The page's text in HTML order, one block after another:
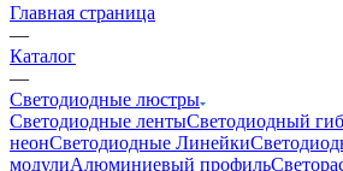
Главная страница
—
Каталог
—
Светодиодные люстры
Светодиодные лентыСветодиодный
неонСветодиодные Линейки
модулиАлюминиевый профиль